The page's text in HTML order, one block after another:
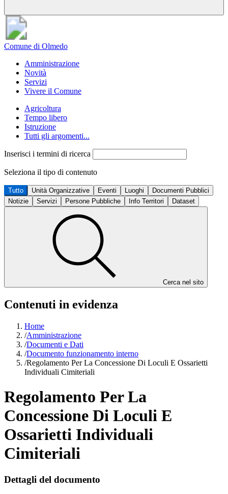
Comune di Olmedo
Amministrazione
Novità
Servizi
Vivere il Comune
Agricoltura
Tempo libero
Istruzione
Tutti gli argomenti...
Inserisci i termini di ricerca
Seleziona il tipo di contenuto
Tutto Unità Organizzative Eventi Luoghi
Documenti Pubblici
Notizie
Servizi Persone Pubbliche Info Territori Dataset
Cerca nel sito
Contenuti in evidenza
Home
/Amministrazione
/Documenti e Dati
/Documento funzionamento interno
/Regolamento Per La Concessione Di Loculi E Ossarietti
Individuali Cimiteriali
Regolamento Per La
Concessione Di Loculi E
Ossarietti Individuali
Cimiteriali
Dettagli del documento